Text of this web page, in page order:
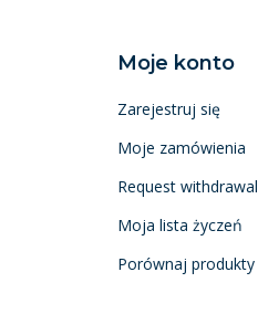
Moje konto
Zarejestruj się
Moje zamówienia
Request withdrawal
Moja lista życzeń
Porównaj produkty